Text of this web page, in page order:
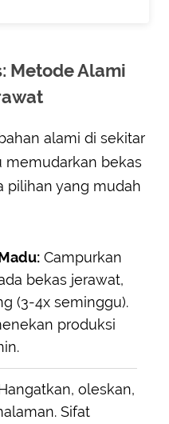
Metode Alami
alami di sekitar
memudarkan bekas
pilihan yang mudah
Campurkan
bekas jerawat,
(3-4x seminggu).
produksi
oleskan,
Sifat